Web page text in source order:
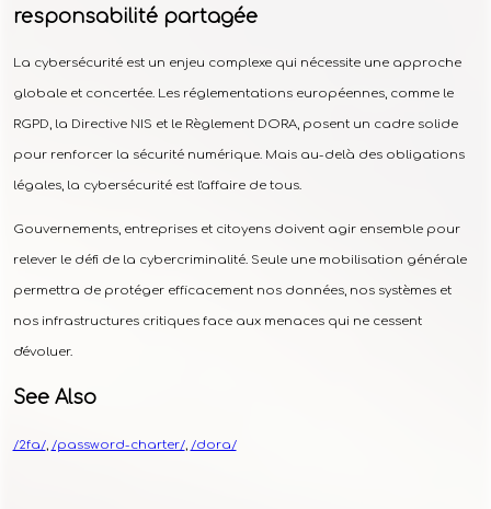
responsabilité partagée
La cybersécurité est un enjeu complexe qui nécessite une approche
globale et concertée. Les réglementations européennes, comme le
RGPD, la Directive NIS et le Règlement DORA, posent un cadre solide
pour renforcer la sécurité numérique. Mais au-delà des obligations
légales, la cybersécurité est l'affaire de tous.
Gouvernements, entreprises et citoyens doivent agir ensemble pour
relever le défi de la cybercriminalité. Seule une mobilisation générale
permettra de protéger efficacement nos données, nos systèmes et
nos infrastructures critiques face aux menaces qui ne cessent
d'évoluer.
See Also
/2fa/, /password-charter/, /dora/